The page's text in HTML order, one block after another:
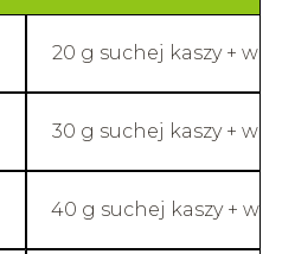
20 g suchej kaszy +
30 g suchej kaszy +
40 g suchej kaszy +